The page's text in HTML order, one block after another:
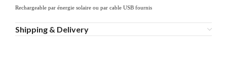
Rechargeable par énergie solaire ou par cable USB fournis
Shipping & Delivery